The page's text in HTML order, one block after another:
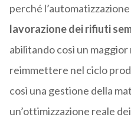
perché
lavorazione dei rifiuti
abilitando così un
reimmettere nel ciclo
così una gestione della
un’ottimizzazione reale